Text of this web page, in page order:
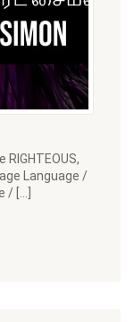
Language /
/ […]